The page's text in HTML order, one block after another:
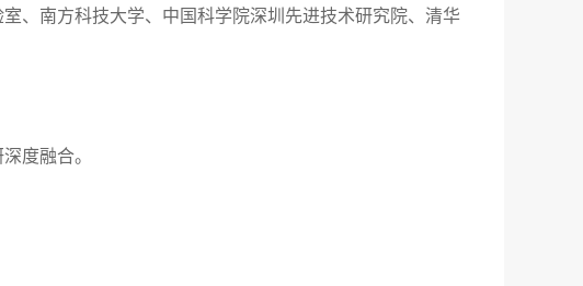
、南方科技大学、中国科学院深圳先进技术研究院、清华
度融合。